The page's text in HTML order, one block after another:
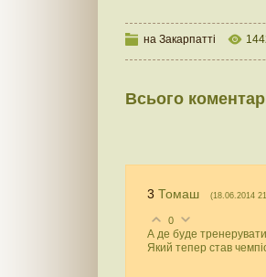
на Закарпатті
Всього
3 Томаш (18.06.2014
0
А де буде
Який тепер став